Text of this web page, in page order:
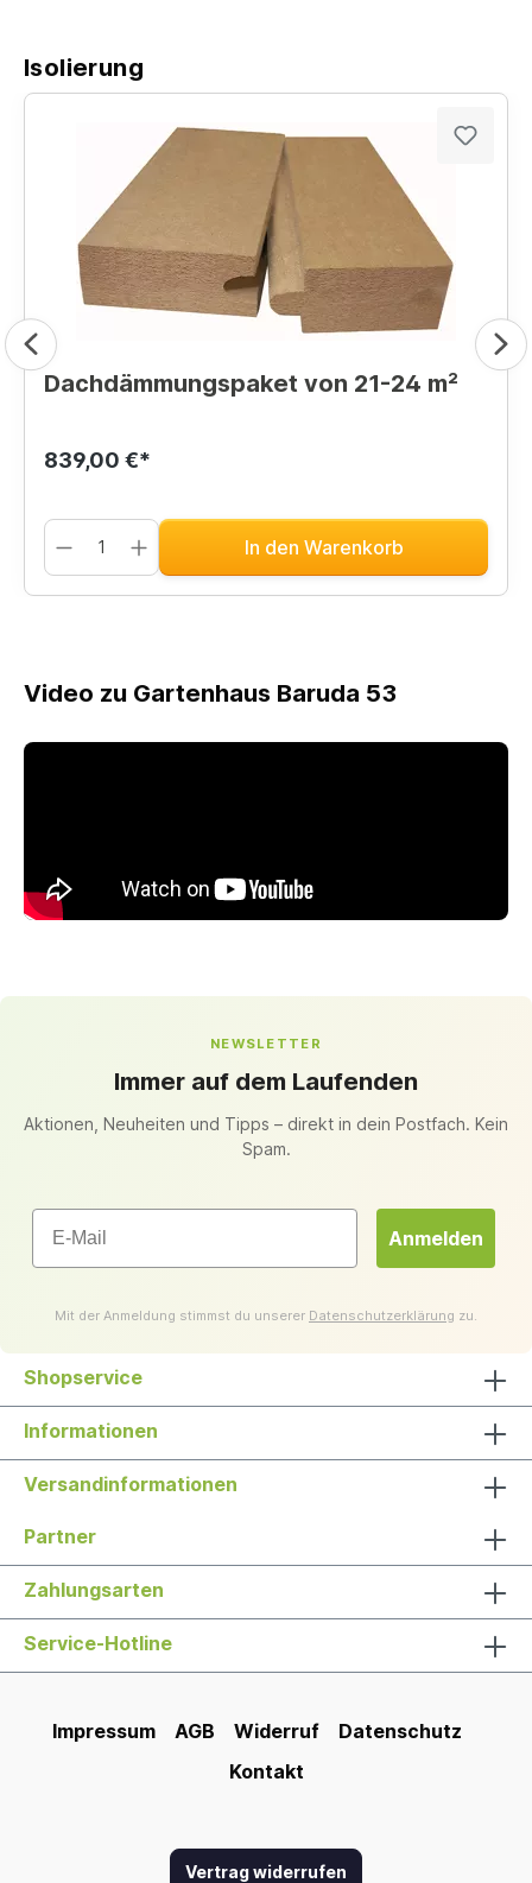
Isolierung
Dachdämmungspaket von 21-24 m²
839,00 €*
In den Warenkorb
Video zu Gartenhaus Baruda 53
NEWSLETTER
Immer auf dem Laufenden
Aktionen, Neuheiten und Tipps – direkt in dein Postfach. Kein
Spam.
Email
Anmelden
Mit der Anmeldung stimmst du unserer Datenschutzerklärung zu.
Shopservice
Informationen
Versandinformationen
Partner
Zahlungsarten
Service-Hotline
Impressum AGB Widerruf
Datenschutz
Kontakt
Vertrag widerrufen